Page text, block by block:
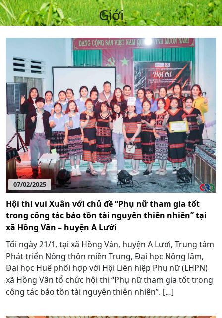
Giới
07/02/2025
Hội thi vui Xuân với chủ đề “Phụ nữ tham gia tốt
trong công tác bảo tồn tài nguyên thiên nhiên” tại
xã Hồng Vân – huyện A Lưới
Tối ngày 21/1, tại xã Hồng Vân, huyện A Lưới, Trung tâm
Phát triển Nông thôn miền Trung, Đại học Nông lâm,
Đại học Huế phối hợp với Hội Liên hiệp Phụ nữ (LHPN)
xã Hồng Vân tổ chức hội thi “Phụ nữ tham gia tốt trong
công tác bảo tồn tài nguyên thiên nhiên”. […]